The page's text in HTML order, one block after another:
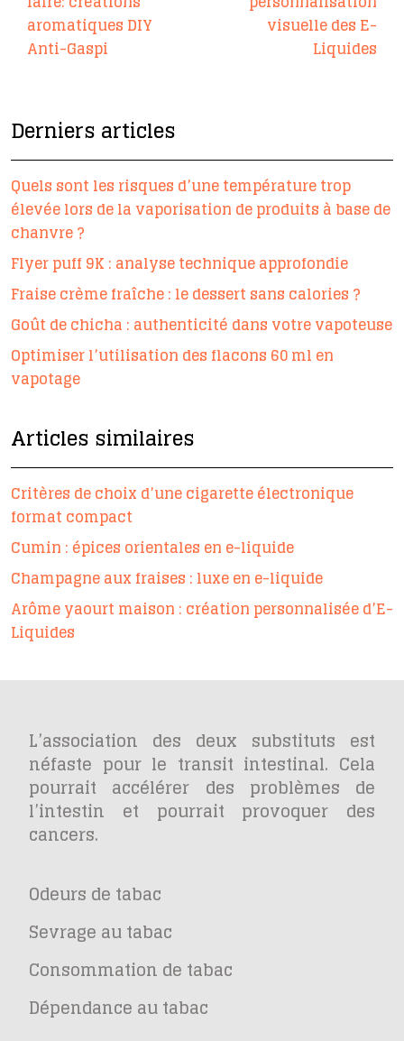
aromatiques DIY
Anti-Gaspi
visuelle des E-
Liquides
Derniers articles
Quels sont les risques d’une température trop
élevée lors de la vaporisation de produits à base de
chanvre ?
Flyer puff 9K : analyse technique approfondie
Fraise crème fraîche : le dessert sans calories ?
Goût de chicha : authenticité dans votre vapoteuse
Optimiser l’utilisation des flacons 60 ml en
vapotage
Articles similaires
Critères de choix d’une cigarette électronique
format compact
Cumin : épices orientales en e-liquide
Champagne aux fraises : luxe en e-liquide
Arôme yaourt maison : création personnalisée d’E-
Liquides
L’association des deux substituts est
néfaste pour le transit intestinal. Cela
pourrait accélérer des problèmes de
l’intestin et pourrait provoquer des
cancers.
Odeurs de tabac
Sevrage au tabac
Consommation de tabac
Dépendance au tabac